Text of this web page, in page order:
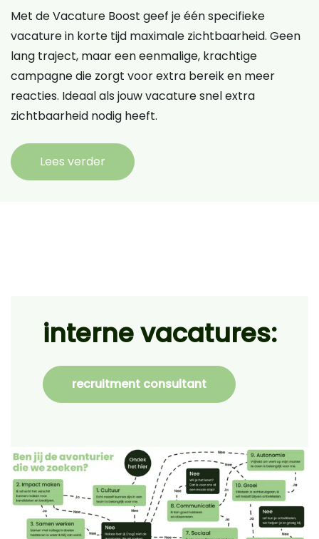
Met de Vacature Boost geef je één specifieke
vacature in korte tijd maximale zichtbaarheid. Geen
lang traject, maar een eenmalige, krachtige
campagne die zorgt voor extra bereik en meer
reacties. Ideaal als jouw vacature snel extra
zichtbaarheid nodig heeft.
Lees verder
interne vacatures:
recruitment consultant